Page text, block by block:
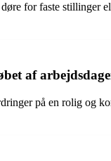
for faste stillinger
af
på en rolig og